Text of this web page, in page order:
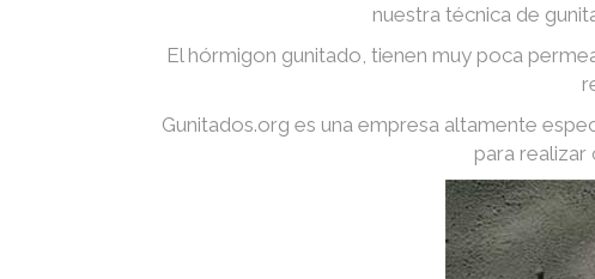
nuestra técnica de
El hórmigon gunitado, tienen muy poca
Gunitados.org es una empresa altamente
para realizar